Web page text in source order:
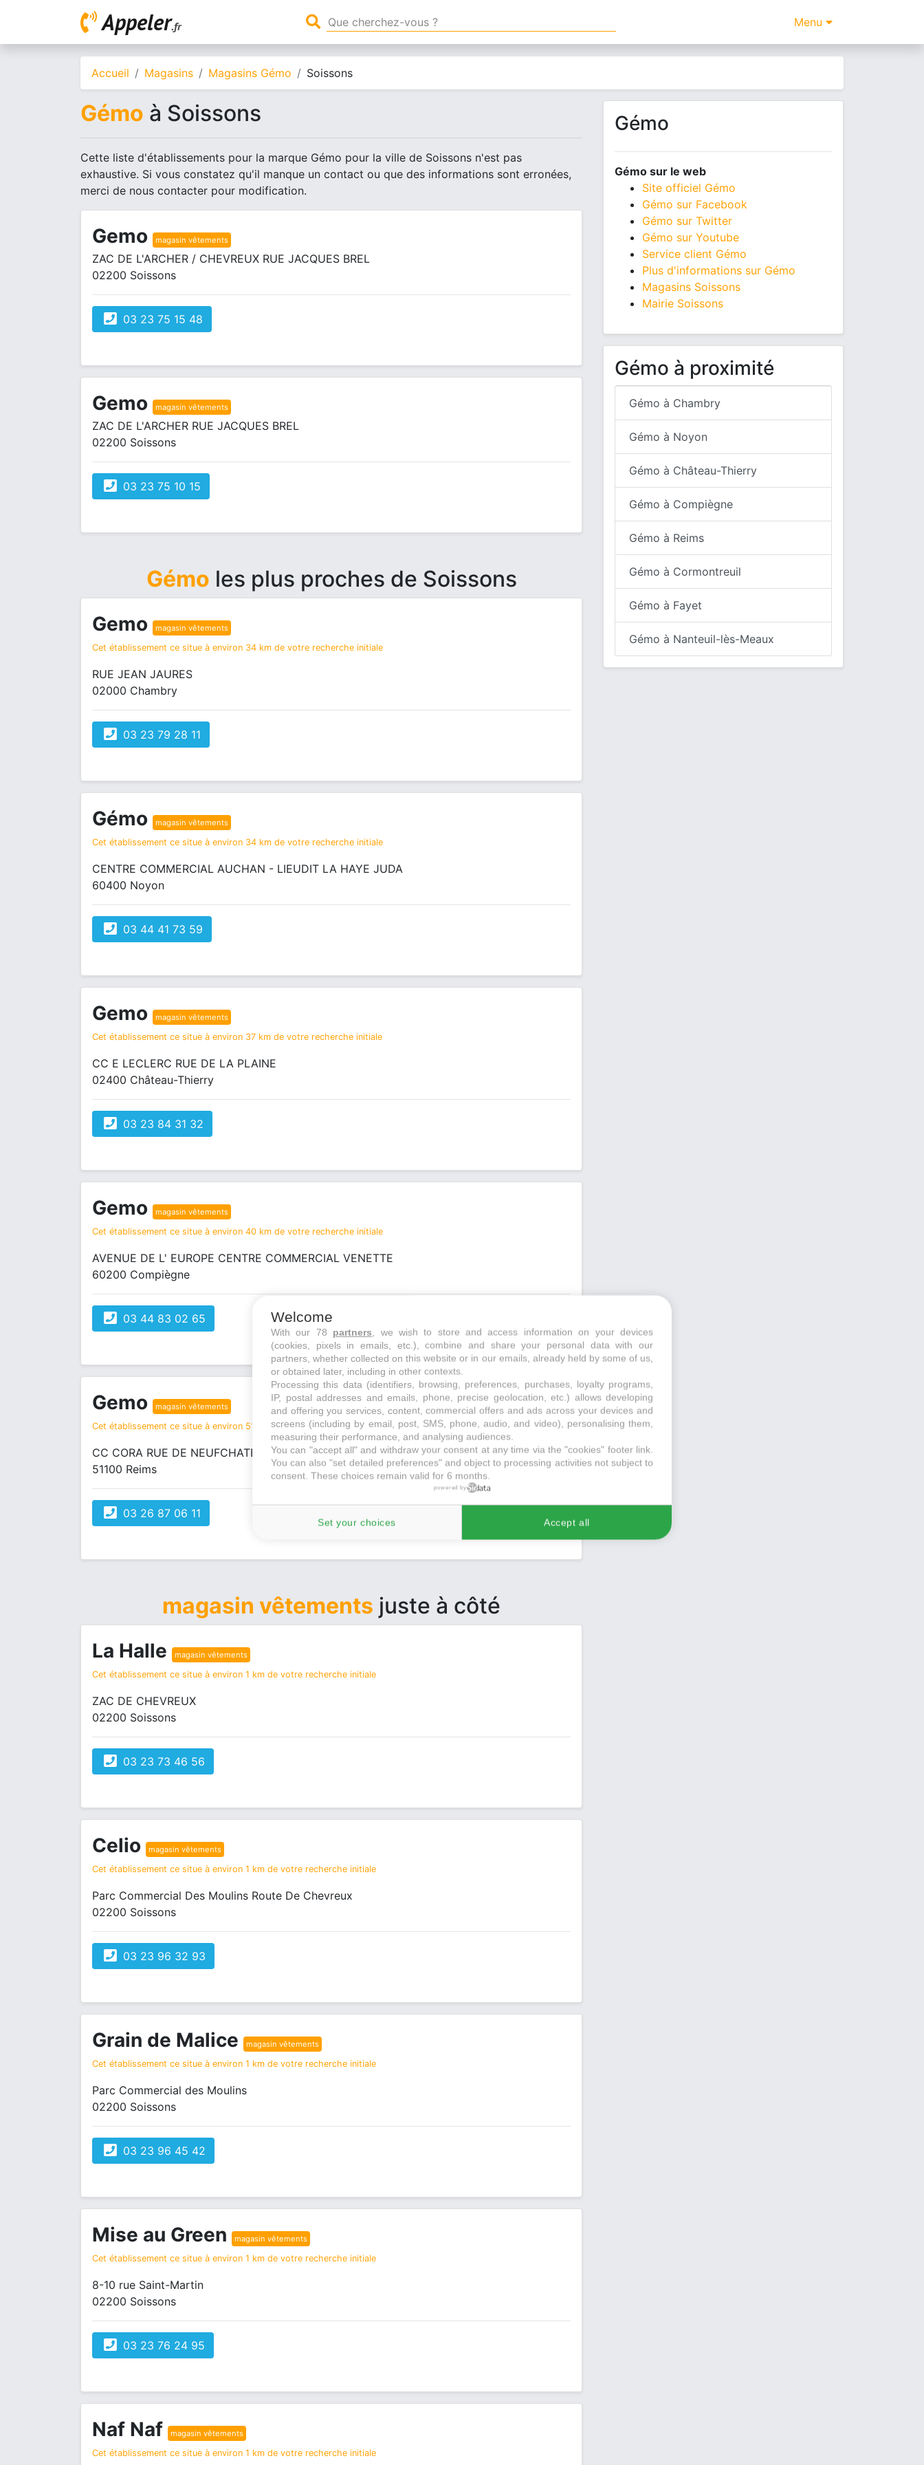
Appeler.fr Menu
Accueil Magasins Magasins Gémo Soissons
Gémo à Soissons
Cette liste d'établissements pour la marque Gémo pour la ville de Soissons n'est pas
exhaustive. Si vous constatez qu'il manque un contact ou que des informations sont erronées,
merci de nous contacter pour modification.
Gemo magasin vêtements
ZAC DE L'ARCHER / CHEVREUX RUE JACQUES BREL
02200 Soissons
03 23 75 15 48
Gemo magasin vêtements
ZAC DE L'ARCHER RUE JACQUES BREL
02200 Soissons
03 23 75 10 15
Gémo les plus proches de Soissons
Gemo magasin vêtements
Cet établissement ce situe à environ 34 km de votre recherche initiale
RUE JEAN JAURES
02000 Chambry
03 23 79 28 11
Gémo magasin vêtements
Cet établissement ce situe à environ 34 km de votre recherche initiale
CENTRE COMMERCIAL AUCHAN - LIEUDIT LA HAYE JUDA
60400 Noyon
03 44 41 73 59
Gemo magasin vêtements
Cet établissement ce situe à environ 37 km de votre recherche initiale
CC E LECLERC RUE DE LA PLAINE
02400 Château-Thierry
03 23 84 31 32
Gemo magasin vêtements
Cet établissement ce situe à environ 40 km de votre recherche initiale
AVENUE DE L' EUROPE CENTRE COMMERCIAL VENETTE
60200 Compiègne
03 44 83 02 65
Gemo magasin vêtements
Cet établissement ce situe à environ 51 km de votre recherche initiale
CC CORA RUE DE NEUFCHATEL
51100 Reims
03 26 87 06 11
magasin vêtements juste à côté
La Halle magasin vêtements
Cet établissement ce situe à environ 1 km de votre recherche initiale
ZAC DE CHEVREUX
02200 Soissons
03 23 73 46 56
Celio magasin vêtements
Cet établissement ce situe à environ 1 km de votre recherche initiale
Parc Commercial Des Moulins Route De Chevreux
02200 Soissons
03 23 96 32 93
Grain de Malice magasin vêtements
Cet établissement ce situe à environ 1 km de votre recherche initiale
Parc Commercial des Moulins
02200 Soissons
03 23 96 45 42
Mise au Green magasin vêtements
Cet établissement ce situe à environ 1 km de votre recherche initiale
8-10 rue Saint-Martin
02200 Soissons
03 23 76 24 95
Naf Naf magasin vêtements
Cet établissement ce situe à environ 1 km de votre recherche initiale
Gémo
Gémo sur le web
Site officiel Gémo
Gémo sur Facebook
Gémo sur Twitter
Gémo sur Youtube
Service client Gémo
Plus d'informations sur Gémo
Magasins Soissons
Mairie Soissons
Gémo à proximité
Gémo à Chambry
Gémo à Noyon
Gémo à Château-Thierry
Gémo à Compiègne
Gémo à Reims
Gémo à Cormontreuil
Gémo à Fayet
Gémo à Nanteuil-lès-Meaux
Welcome
With our 78 partners , we wish to store and access information on your devices
(cookies, pixels in emails, etc.), combine and share your personal data with our
partners, whether collected on this website or in our emails, already held by some of us,
or obtained later, including in other contexts.
Processing this data (identifiers, browsing, preferences, purchases, loyalty programs,
IP, postal addresses and emails, phone, precise geolocation, etc.) allows developing
and offering you services, content, commercial offers and ads across your devices and
screens (including by email, post, SMS, phone, audio, and video), personalising them,
measuring their performance, and analysing audiences.
You can "accept all" and withdraw your consent at any time via the "cookies" footer link
You can also "set detailed preferences" and object to processing activities not subject to
consent. These choices remain valid for 6 months.
powered by
Set your choices Accept all